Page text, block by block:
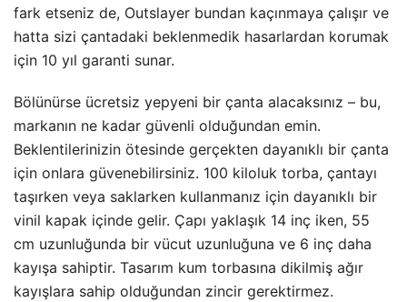
fark etseniz de, Outslayer bundan kaçınmaya çalışır ve
hatta sizi çantadaki beklenmedik hasarlardan korumak
için 10 yıl garanti sunar.
Bölünürse ücretsiz yepyeni bir çanta alacaksınız – bu,
markanın ne kadar güvenli olduğundan emin.
Beklentilerinizin ötesinde gerçekten dayanıklı bir çanta
için onlara güvenebilirsiniz. 100 kiloluk torba, çantayı
taşırken veya saklarken kullanmanız için dayanıklı bir
vinil kapak içinde gelir. Çapı yaklaşık 14 inç iken, 55
cm uzunluğunda bir vücut uzunluğuna ve 6 inç daha
kayışa sahiptir. Tasarım kum torbasına dikilmiş ağır
kayışlara sahip olduğundan zincir gerektirmez.